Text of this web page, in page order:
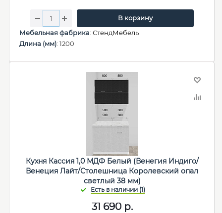
В корзину
Мебельная фабрика: СтендМебель
Длина (мм): 1200
Кухня Кассия 1,0 МДФ Белый (Венегия Индиго/
Венеция Лайт/Столешница Королевский опал
светлый 38 мм)
31 690р.